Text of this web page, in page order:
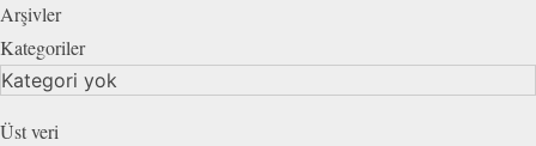
Arşivler
Kategoriler
Kategori yok
Üst veri